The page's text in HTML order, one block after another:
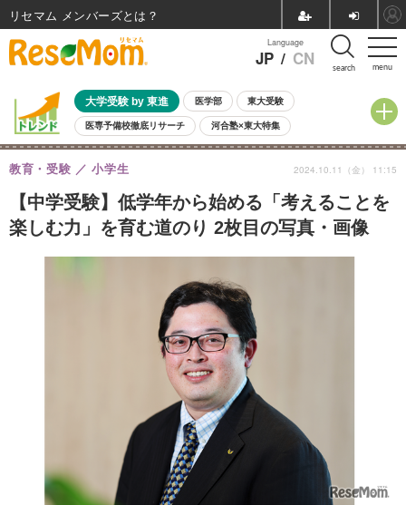
menu
Language
JP / CN search
大学受験 by 東進 医学部 東大受験
医専予備校徹底リサーチ 河合塾×東大特集
親子で考える大学選び 高校受験 中学受験 小学校受験
共通テスト 夏休み
8月開催イベント・WS 全国公立高校 過去問 人気記事
自由研究教材（小学生向け） 自由研究教材（中学生向け） ランキング
【中学受験】低学年から始める「考えることを
楽しむ力」を育む道のり 2枚目の写真・画像
教育・受験 小学生 2024.10.11（金） 11:15
リセマム メンバーズ